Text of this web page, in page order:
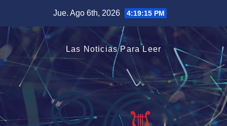
contenido
Jue. Ago 6th, 2026 4:19:16 PM
Las Noticias Para Leer